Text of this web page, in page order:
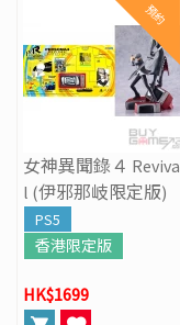
預約
女神異聞錄４ Reviva
l (伊邪那岐限定版)
PS5
香港限定版
HK$1699